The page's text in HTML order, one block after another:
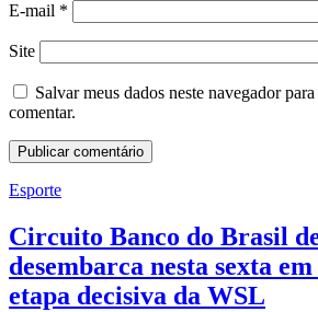
E-mail *
Site
Salvar meus dados neste navegador
comentar.
Esporte
Circuito Banco do Brasil
desembarca nesta sexta
etapa decisiva da WSL